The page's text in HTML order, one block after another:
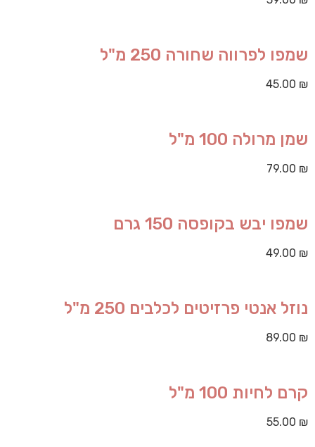
שמפו לפרווה שחורה 250 מ"ל
45.00 ₪
שמן מרולה 100 מ"ל
79.00 ₪
שמפו יבש בקופסה 150 גרם
49.00 ₪
נוזל אנטי פרזיטים לכלבים 250 מ"ל
89.00 ₪
קרם לחיות 100 מ"ל
55.00 ₪